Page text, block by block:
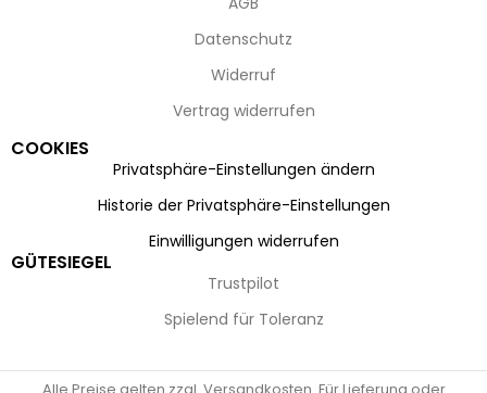
Datenschutz
Widerruf
Vertrag widerrufen
COOKIES
Privatsphäre-Einstellungen ändern
Historie der Privatsphäre-Einstellungen
Einwilligungen widerrufen
GÜTESIEGEL
Trustpilot
Spielend für Toleranz